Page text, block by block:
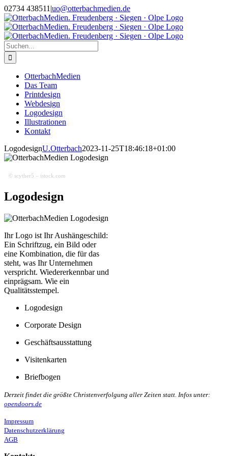
Zum
Inhalt
springen
02734 438511 |uo@otterbachmedien.de
Suche
nach:
OtterbachMedien
Das Team
Printdesign
Webdesign
Logodesign
Illustrationen
Kontakt
LogodesignU.Otterbach2023-11-25T18:46:18+01:00
© scyther5 – istock.com
Logodesign
Ihr Logo ist Ihr Aushängeschild:
Ein Schriftzug, ein Bild oder
eine Kombination, die für das
steht, was Ihr Unternehmen
verspricht. Wiedererkennbar und
einprägsam. Wie ein
Qualitätsstempel.
Logodesign
Corporate Design
Geschäftsausstattung
Visitenkarten
Briefbogen
Derzeit findet die größte Christenverfolgung aller Zeiten statt. Infos unter:
opendoors.de
Impressum
Datenschutzerklärung
AGB